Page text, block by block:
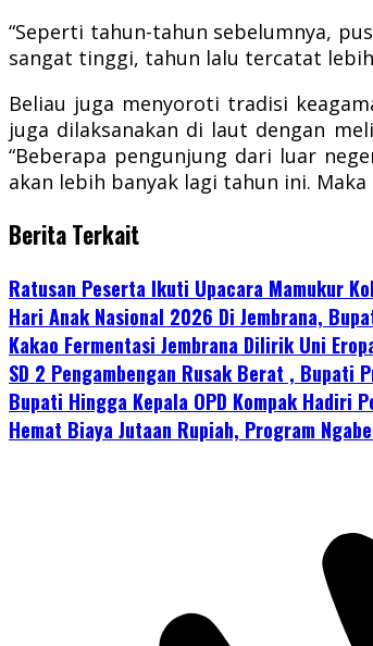
“Seperti tahun-tahun sebelumnya,
sangat tinggi, tahun lalu tercatat
Beliau juga menyoroti tradisi
juga dilaksanakan di laut dengan
“Beberapa pengunjung dari luar
akan lebih banyak lagi tahun ini.
Berita Terkait
Ratusan Peserta Ikuti Upacara Mamukur
Hari Anak Nasional 2026 Di Jembrana,
Kakao Fermentasi Jembrana Dilirik Uni
SD 2 Pengambengan Rusak Berat , Bupati
Bupati Hingga Kepala OPD Kompak Hadiri
Hemat Biaya Jutaan Rupiah, Program